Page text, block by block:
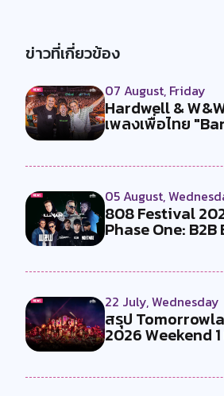
ข่าวที่เกี่ยวข้อง
07 August, Friday
Hardwell &
เพลงเพื่อไทย
05 August,
808 Festival
Phase One:
22 July, Wednesday
สรุป
2026 Weekend